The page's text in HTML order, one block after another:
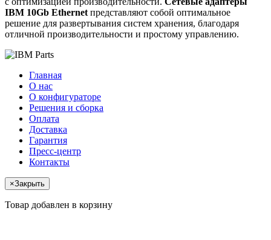
IBM 10Gb Ethernet представляют собой оптимальное
решение для развертывания систем хранения, благодаря
отличной производительности и простому управлению.
Главная
О нас
О конфигураторе
Решения и сборка
Оплата
Доставка
Гарантия
Пресс-центр
Контакты
×Закрыть
Товар добавлен в корзину